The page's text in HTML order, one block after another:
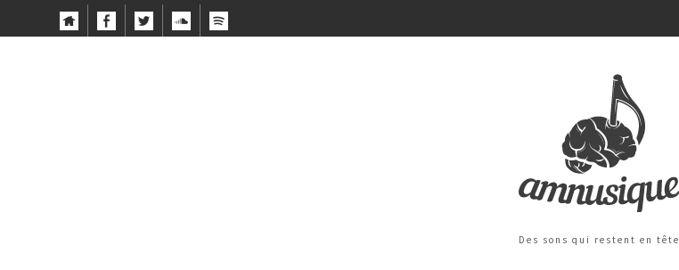
Des sons qui restent en tête